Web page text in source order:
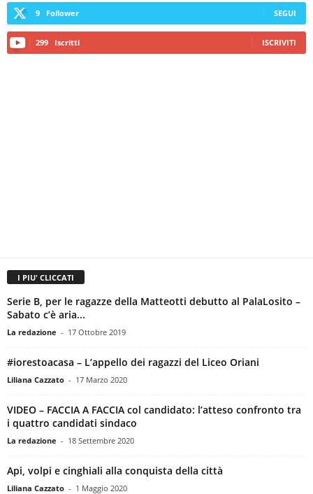
9 Follower SEGUI
299 Iscritti ISCRIVITI
I PIU' CLICCATI
Serie B, per le ragazze della Matteotti debutto al PalaLosito –
Sabato c’è aria...
La redazione - 17 Ottobre 2019
#iorestoacasa – L’appello dei ragazzi del Liceo Oriani
Liliana Cazzato - 17 Marzo 2020
VIDEO – FACCIA A FACCIA col candidato: l’atteso confronto tra
i quattro candidati sindaco
La redazione - 18 Settembre 2020
Api, volpi e cinghiali alla conquista della città
Liliana Cazzato - 1 Maggio 2020